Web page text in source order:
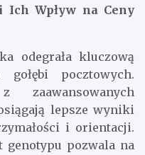
Ich Wpływ na Ceny
odegrała kluczową
pocztowych.
zaawansowanych
lepsze wyniki
i orientacji.
genotypu pozwala na